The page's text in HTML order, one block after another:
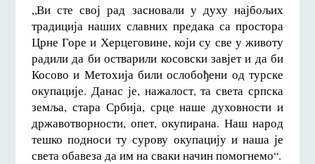
„Ви сте свој рад засновали у духу најбољих
традиција наших славних предака са простора
Црне Горе и Херцеговине, који су све у животу
радили да би остварили косовски завјет и да би
Косово и Метохија били ослобођени од турске
окупације. Данас је, нажалост, та света српска
земља, стара Србија, срце наше духовности и
државотворности, опет, окупирана. Наш народ
тешко подноси ту сурову окупацију и наша је
света обавеза да им на сваки начин помогнемо“.